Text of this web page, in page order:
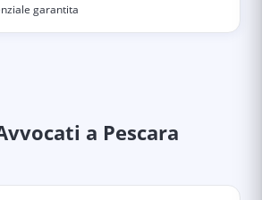
garantita
a Pescara